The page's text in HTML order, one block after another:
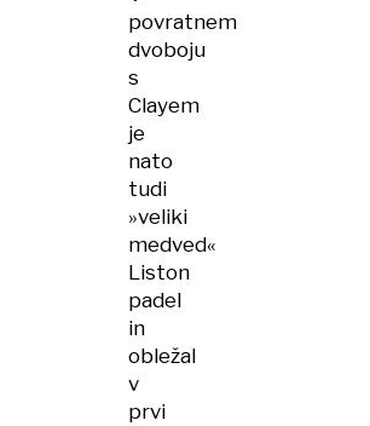
povratnem
dvoboju
s
Clayem
je
nato
tudi
»veliki
medved«
Liston
padel
in
obležal
v
prvi